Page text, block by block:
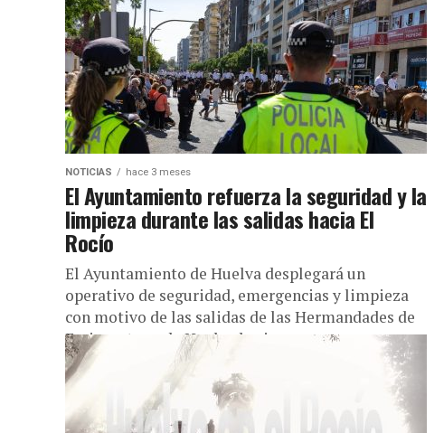
NOTICIAS hace 3 meses
El Ayuntamiento refuerza la seguridad y la
limpieza durante las salidas hacia El
Rocío
El Ayuntamiento de Huelva desplegará un
operativo de seguridad, emergencias y limpieza
con motivo de las salidas de las Hermandades de
Emigrantes y de Huelva hacia...